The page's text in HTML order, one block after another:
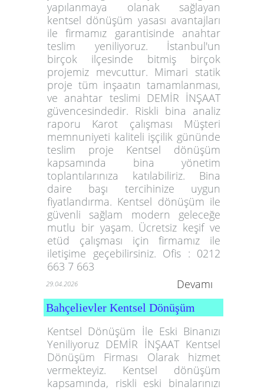
yapılanmaya olanak sağlayan
kentsel dönüşüm yasası avantajları
ile firmamız garantisinde anahtar
teslim yeniliyoruz. İstanbul'un
birçok ilçesinde bitmiş birçok
projemiz mevcuttur. Mimari statik
proje tüm inşaatın tamamlanması,
ve anahtar teslimi DEMİR İNŞAAT
güvencesindedir. Riskli bina analiz
raporu Karot çalışması Müşteri
memnuniyeti kaliteli işçilik gününde
teslim proje Kentsel dönüşüm
kapsamında bina yönetim
toplantılarınıza katılabiliriz. Bina
daire başı tercihinize uygun
fiyatlandırma. Kentsel dönüşüm ile
güvenli sağlam modern geleceğe
mutlu bir yaşam. Ücretsiz keşif ve
etüd çalışması için firmamız ile
iletişime geçebilirsiniz. Ofis : 0212
663 7 663
29.04.2026 Devamı
Bahçelievler Kentsel Dönüşüm
Kentsel Dönüşüm İle Eski Binanızı
Yeniliyoruz DEMİR İNŞAAT Kentsel
Dönüşüm Firması Olarak hizmet
vermekteyiz. Kentsel dönüşüm
kapsamında, riskli eski binalarınızı